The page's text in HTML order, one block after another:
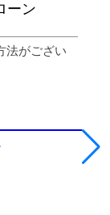
ーン
法がござい